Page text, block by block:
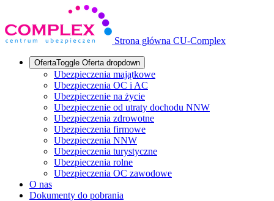
Strona główna CU-Complex
OfertaToggle Oferta dropdown
Ubezpieczenia majątkowe
Ubezpieczenia OC i AC
Ubezpieczenie na życie
Ubezpieczenie od utraty dochodu NNW
Ubezpieczenia zdrowotne
Ubezpieczenia firmowe
Ubezpieczenia NNW
Ubezpieczenia turystyczne
Ubezpieczenia rolne
Ubezpieczenia OC zawodowe
O nas
Dokumenty do pobrania